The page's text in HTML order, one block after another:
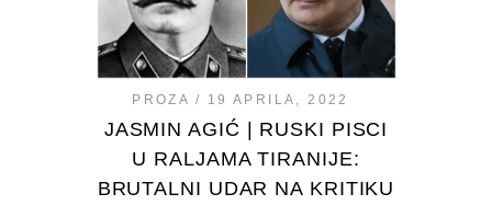
PROZA 19 APRILA, 2022
JASMIN AGIĆ | RUSKI PISCI
U RALJAMA TIRANIJE:
BRUTALNI UDAR NA KRITIKU